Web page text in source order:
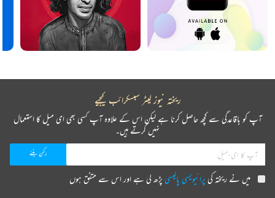
ریختہ نیوز لیٹر سبسکرائب کیجیے
آپ کو باقاعدگی سے کچھ حاصل کرنا ہے لیکن اس کے علاوہ آپ کسی بھی ای میل کا استعمال
نہیں کرتے ہیں۔
میں نے ریختہ کیپرائیویسی پالیسیپڑھ لی ہے اور اس سے متفق ہوں